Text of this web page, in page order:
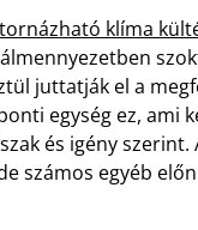
klíma
juttatják el a
egység ez, ami
és igény
számos egyéb